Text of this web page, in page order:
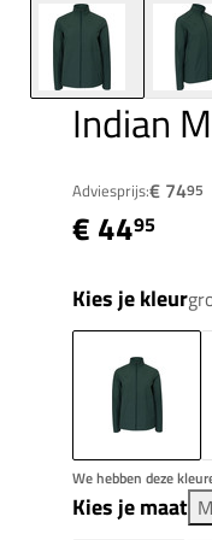
Indian
Adviesprijs:€ 7495
€ 4495
Kies je kleur
We hebben deze
Kies je maat